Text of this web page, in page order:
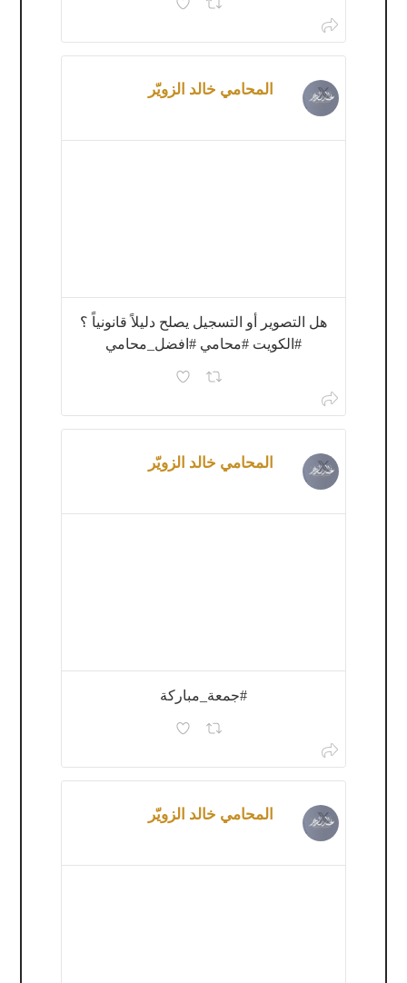
المحامي خالد الزويّر
هل التصوير أو التسجيل يصلح دليلاً قانونياً ؟
#الكويت #محامي #افضل_محامي
المحامي خالد الزويّر
#جمعة_مباركة
المحامي خالد الزويّر